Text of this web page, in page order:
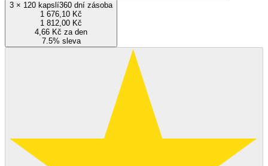
3 × 120 kapslí360 dní zásoba
1 676,10 Kč
1 812,00 Kč
4,66 Kč za den
7.5% sleva